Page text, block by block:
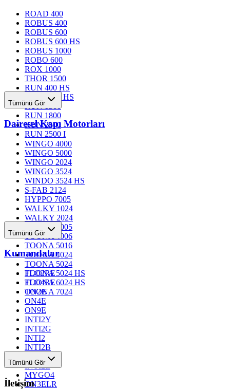
ROAD 400
ROBUS 400
ROBUS 600
ROBUS 600 HS
ROBUS 1000
ROBO 600
ROX 1000
THOR 1500
RUN 400 HS
RUN 1200 HS
RUN 1500
RUN 1800
RUN 2500
RUN 2500 I
Tümünü Gör
Dairesel Kapı Motorları
WINGO 4000
WINGO 5000
WINGO 2024
WINGO 3524
WINDO 3524 HS
S-FAB 2124
HYPPO 7005
WALKY 1024
WALKY 2024
TOONA 4005
TOONA 4006
TOONA 5016
TOONA 4024
TOONA 5024
TOONA 5024 HS
TOONA 6024 HS
TOONA 7024
Tümünü Gör
Kumandalar
FLO2RE
FLO4RE
ON2E
ON4E
ON9E
INTI2Y
INTI2G
INTI2
INTI2B
INTI2R
INTI2L
MYGO4
ON3ELR
Tümünü Gör
İletişim